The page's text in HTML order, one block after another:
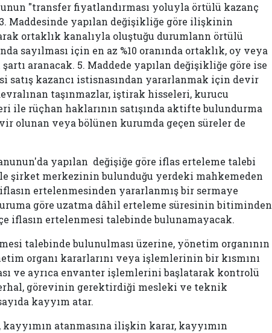
"transfer fiyatlandırması yoluyla örtülü kazanç
Maddesinde yapılan değişikliğe göre ilişkinin
ortaklık kanalıyla oluştuğu durumlann örtülü
sayılması için en az %10 oranında ortaklık, oy veya
şartı aranacak. 5. Maddede yapılan değişikliğe göre ise
satış kazancı istisnasından yararlanmak için devir
taşınmazlar, iştirak hisseleri, kurucu
ile rüçhan haklarının satışında aktifte bulundurma
olunan veya bölünen kurumda geçen süreler de
yapılan değişiğe göre iflas erteleme talebi
şirket merkezinin bulunduğu yerdeki mahkemeden
ertelenmesinden yararlanmış bir sermaye
göre uzatma dâhil erteleme süresinin bitiminden
iflasın ertelenmesi talebinde bulunamayacak.
talebinde bulunulması üzerine, yönetim organının
organı kararlarını veya işlemlerinin bir kısmını
ve ayrıca envanter işlemlerini başlatarak kontrolü
görevinin gerektirdiği mesleki ve teknik
kayyım atar.
atanmasına ilişkin karar, kayyımın